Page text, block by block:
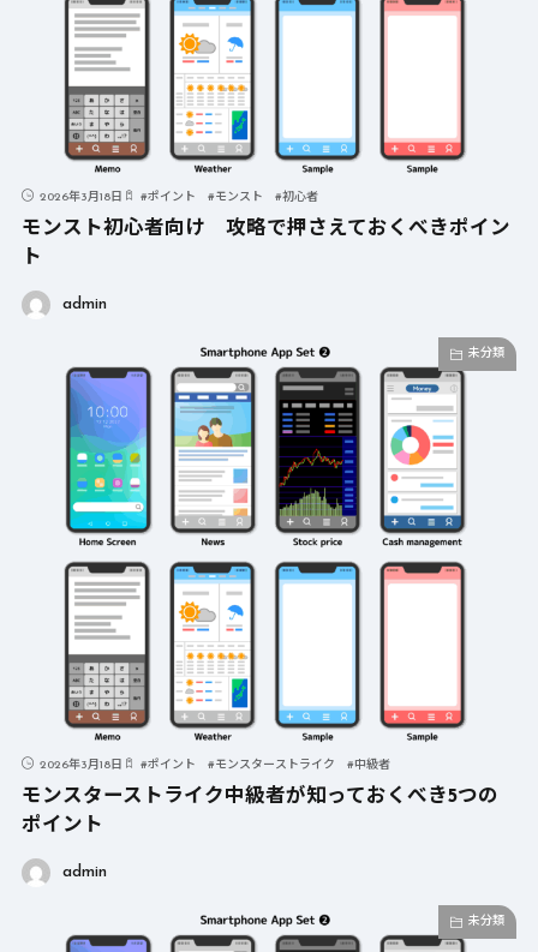
2026年3月18日 #ポイント #モンスト #初心者
モンスト初心者向け 攻略で押さえておくべきポイン
ト
admin
未分類
2026年3月18日 #ポイント #モンスターストライク #中級者
モンスターストライク中級者が知っておくべき5つの
ポイント
admin
未分類